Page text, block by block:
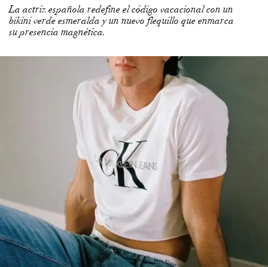
La actriz española redefine el código vacacional con un
bikini verde esmeralda y un nuevo flequillo que enmarca
su presencia magnética.